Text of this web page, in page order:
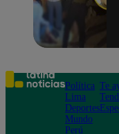
Política
Lima
Deportes
Mundo
Perú
Te